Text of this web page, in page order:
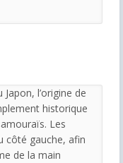
l’origine de
historique
Les
côté gauche, afin
de la main